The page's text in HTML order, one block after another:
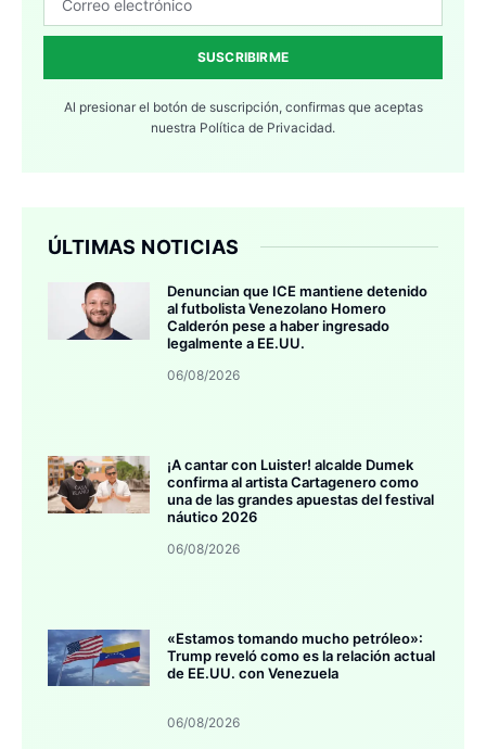
SUSCRIBIRME
Al presionar el botón de suscripción, confirmas que aceptas
nuestra Política de Privacidad.
ÚLTIMAS NOTICIAS
Denuncian que ICE mantiene detenido
al futbolista Venezolano Homero
Calderón pese a haber ingresado
legalmente a EE.UU.
06/08/2026
¡A cantar con Luister! alcalde Dumek
confirma al artista Cartagenero como
una de las grandes apuestas del festival
náutico 2026
06/08/2026
«Estamos tomando mucho petróleo»:
Trump reveló como es la relación actual
de EE.UU. con Venezuela
06/08/2026